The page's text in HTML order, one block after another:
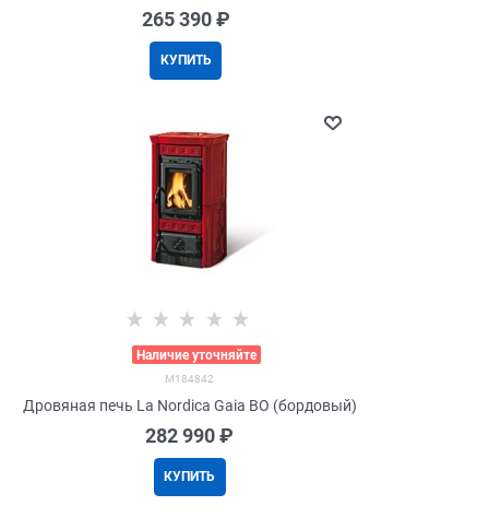
265 390 ₽
КУПИТЬ
Наличие уточняйте
M184842
Дровяная печь La Nordica Gaia BO (бордовый)
282 990 ₽
КУПИТЬ